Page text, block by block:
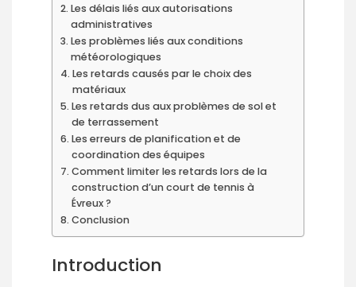
Les délais liés aux autorisations
administratives
Les problèmes liés aux conditions
météorologiques
Les retards causés par le choix des
matériaux
Les retards dus aux problèmes de sol et
de terrassement
Les erreurs de planification et de
coordination des équipes
Comment limiter les retards lors de la
construction d’un court de tennis à
Évreux ?
Conclusion
Introduction